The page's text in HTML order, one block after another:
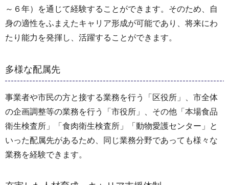
～６年）を通じて経験することができます。そのため、自
身の適性をふまえたキャリア形成が可能であり、将来にわ
たり能力を発揮し、活躍することができます。
多様な配属先
事業者や市民の方と接する業務を行う「区役所」、市全体
の企画調整等の業務を行う「市役所」、その他「本場食品
衛生検査所」「食肉衛生検査所」「動物愛護センター」と
いった配属先があるため、同じ業務分野であっても様々な
業務を経験できます。